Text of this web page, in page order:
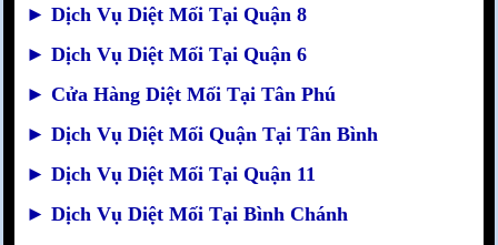
► Dịch Vụ Diệt Mối Tại Quận 8
► Dịch Vụ Diệt Mối Tại Quận 6
► Cửa Hàng Diệt Mối Tại Tân Phú
► Dịch Vụ Diệt Mối Quận Tại Tân Bình
► Dịch Vụ Diệt Mối Tại Quận 11
► Dịch Vụ Diệt Mối Tại Bình Chánh